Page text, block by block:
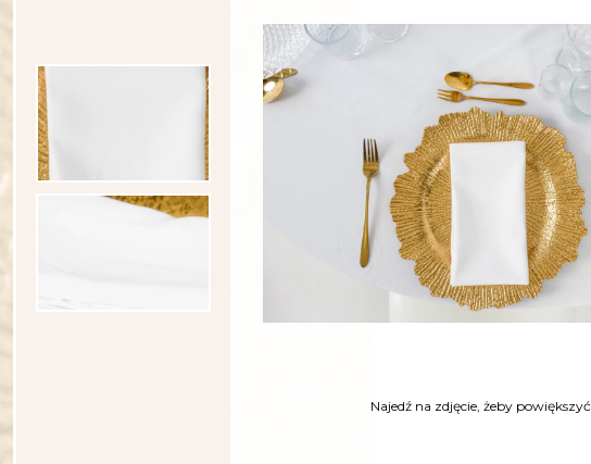
Najedź na zdjęcie, żeby powiększyć